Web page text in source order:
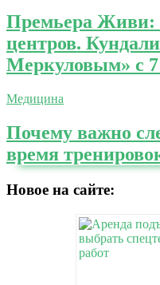
Премьера Живи:
центров.
Меркуловым» с
Медицина
Почему важно
время
Новое на сайте: